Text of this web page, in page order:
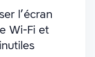
l’écran
Wi‑Fi et